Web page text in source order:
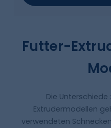
Futter-
Die Unterschiede
Extrudermodellen
verwendeten